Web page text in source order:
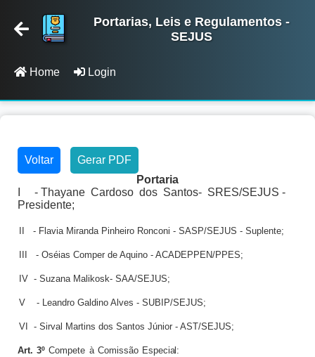
Portarias, Leis e Regulamentos -
SEJUS
Home Login
Voltar
Gerar PDF
Portaria
- Thayane Cardoso dos Santos- SRES/SEJUS -
Presidente;
- Flavia Miranda Pinheiro Ronconi - SASP/SEJUS - Suplente;
- Oséias Comper de Aquino - ACADEPPEN/PPES;
IV - Suzana Malikosk- SAA/SEJUS;
V - Leandro Galdino Alves - SUBIP/SEJUS;
VI - Sirval Martins dos Santos Júnior - AST/SEJUS;
Art. 3º Compete à Comissão Especial: